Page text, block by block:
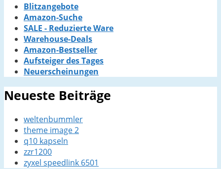
Blitzangebote
Amazon-Suche
SALE - Reduzierte Ware
Warehouse-Deals
Amazon-Bestseller
Aufsteiger des Tages
Neuerscheinungen
Neueste Beiträge
weltenbummler
theme image 2
q10 kapseln
zzr1200
zyxel speedlink 6501